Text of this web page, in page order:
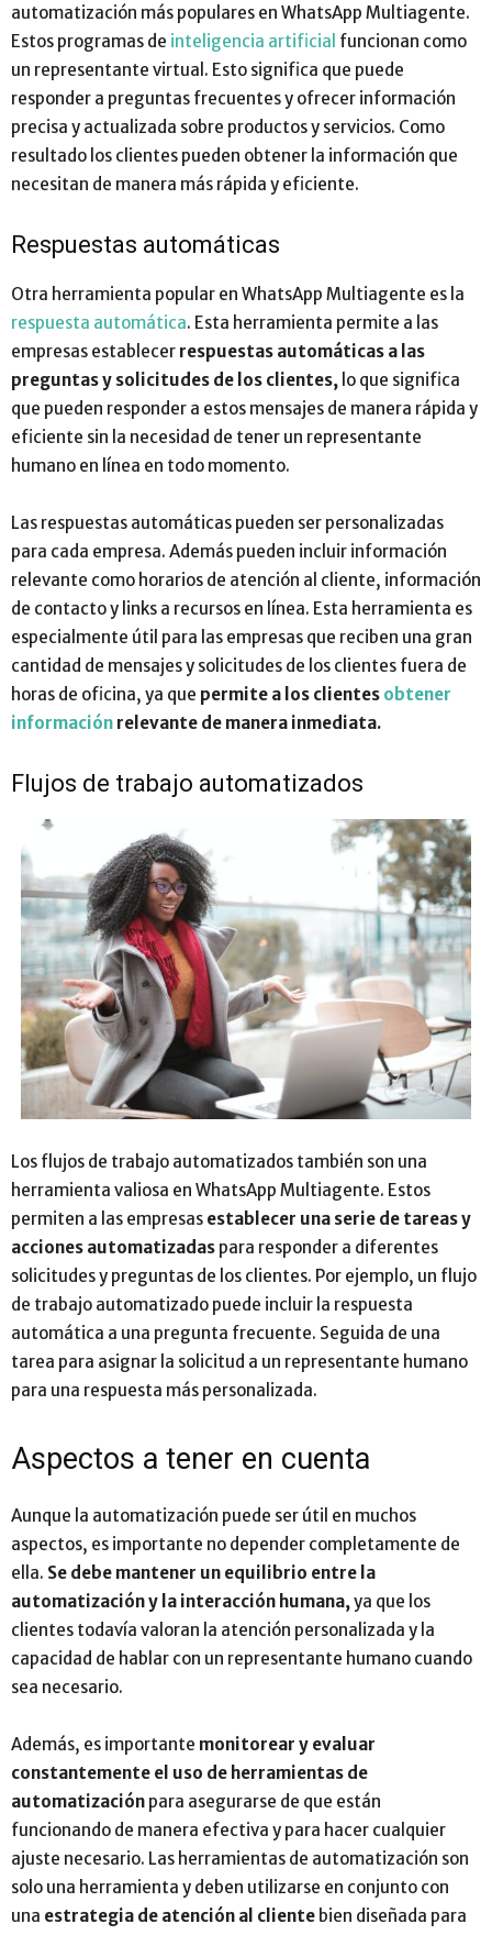
automatización más populares en WhatsApp Multiagente.
Estos programas de inteligencia artificial funcionan como
un representante virtual. Esto significa que puede
responder a preguntas frecuentes y ofrecer información
precisa y actualizada sobre productos y servicios. Como
resultado los clientes pueden obtener la información que
necesitan de manera más rápida y eficiente.
Respuestas automáticas
Otra herramienta popular en WhatsApp Multiagente es la
respuesta automática. Esta herramienta permite a las
empresas establecer respuestas automáticas a las
preguntas y solicitudes de los clientes, lo que significa
que pueden responder a estos mensajes de manera rápida y
eficiente sin la necesidad de tener un representante
humano en línea en todo momento.
Las respuestas automáticas pueden ser personalizadas
para cada empresa. Además pueden incluir información
relevante como horarios de atención al cliente, información
de contacto y links a recursos en línea. Esta herramienta es
especialmente útil para las empresas que reciben una gran
cantidad de mensajes y solicitudes de los clientes fuera de
horas de oficina, ya que permite a los clientes obtener
información relevante de manera inmediata.
Flujos de trabajo automatizados
Los flujos de trabajo automatizados también son una
herramienta valiosa en WhatsApp Multiagente. Estos
permiten a las empresas establecer una serie de tareas y
acciones automatizadas para responder a diferentes
solicitudes y preguntas de los clientes. Por ejemplo, un flujo
de trabajo automatizado puede incluir la respuesta
automática a una pregunta frecuente. Seguida de una
tarea para asignar la solicitud a un representante humano
para una respuesta más personalizada.
Aspectos a tener en cuenta
Aunque la automatización puede ser útil en muchos
aspectos, es importante no depender completamente de
ella. Se debe mantener un equilibrio entre la
automatización y la interacción humana,ya que los
clientes todavía valoran la atención personalizada y la
capacidad de hablar con un representante humano cuando
sea necesario.
Además, es importante monitorear y evaluar
constantemente el uso de herramientas de
automatización para asegurarse de que están
funcionando de manera efectiva y para hacer cualquier
ajuste necesario. Las herramientas de automatización son
solo una herramienta y deben utilizarse en conjunto con
una estrategia de atención al cliente bien diseñada para